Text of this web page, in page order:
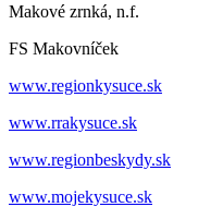
Makové zrnká, n.f.
FS Makovníček
www.regionkysuce.sk
www.rrakysuce.sk
www.regionbeskydy.sk
www.mojekysuce.sk